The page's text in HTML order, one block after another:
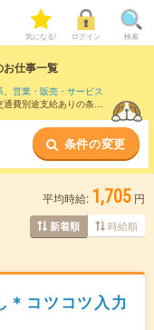
気になる! ログイン 検索
お仕事一覧
、 営業・販売・サービス
費別途支給ありの条件
条件の変更
平均時給: 1,705 円
新着順 時給順
＊コツコツ入力